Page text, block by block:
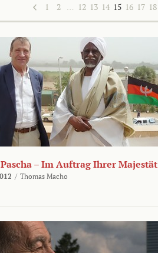
1 2 … 12 13 14 15 16 17 18
– Im Auftrag Ihrer Majestät
/ Thomas Macho